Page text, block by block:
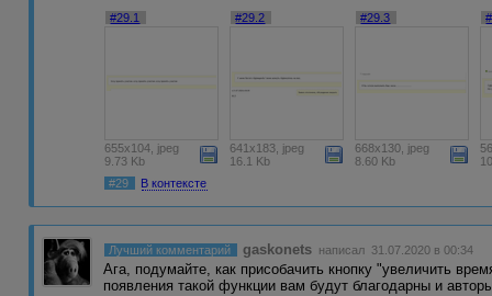
#29.1
655x104, jpeg
9.73 Kb
#29.2
641x183, jpeg
16.1 Kb
#29.3
668x130, jpeg
8.60 Kb
#29
В контексте
Лучший комментарий gaskonets написал 31.07.2020 в 00:34
Ага, подумайте, как присобачить кнопку "увеличить
появления такой функции вам будут благодарны и